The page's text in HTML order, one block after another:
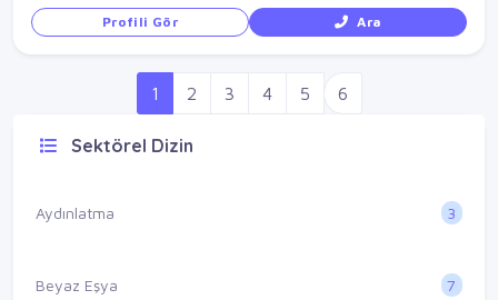
Profili Gör Ara
1 2 3 4 5 6
Sektörel Dizin
Aydınlatma 3
Beyaz Eşya 7